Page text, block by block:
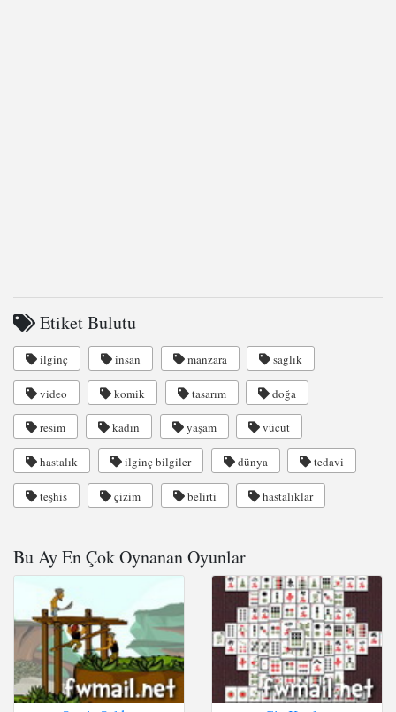
Etiket Bulutu
ilginç insan manzara saglık
video komik tasarım doğa
resim kadın yaşam vücut
hastalık ilginç bilgiler dünya tedavi
teşhis çizim belirti hastalıklar
Bu Ay En Çok Oynanan Oyunlar